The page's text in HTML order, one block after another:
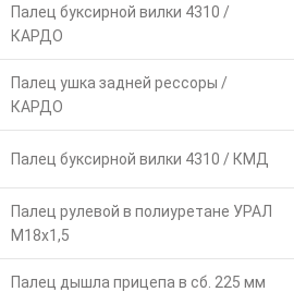
Палец буксирной вилки 4310 /
КАРДО
Палец ушка задней рессоры /
КАРДО
Палец буксирной вилки 4310 / КМД
Палец рулевой в полиуретане УРАЛ
М18х1,5
Палец дышла прицепа в сб. 225 мм